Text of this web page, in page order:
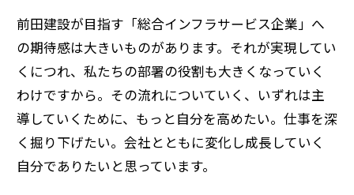
前田建設が目指す「総合インフラサービス企業」へ
の期待感は大きいものがあります。それが実現してい
くにつれ、私たちの部署の役割も大きくなっていく
わけですから。その流れについていく、いずれは主
導していくために、もっと自分を高めたい。仕事を深
く掘り下げたい。会社とともに変化し成長していく
自分でありたいと思っています。